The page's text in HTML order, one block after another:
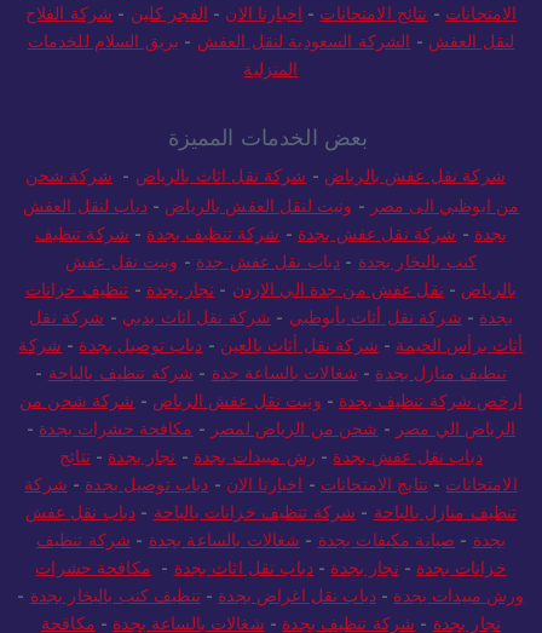
الامتحانات - نتائج الامتحانات - اخبارنا الان - الفجر كلين - شركة الفلاح
لنقل العفش - الشركة السعودية لنقل العفش - بريق السلام للخدمات
المنزلية
بعض الخدمات المميزة
شركة نقل عفش بالرياض - شركة نقل اثاث بالرياض - شركة شحن
من ابوظبي الى مصر - ونيت لنقل العفش بالرياض -دباب لنقل العفش
بجدة - شركة نقل عفش بجدة - شركة تنظيف بجدة - شركة تنظيف
كنب بالبخار بجدة - دباب نقل عفش جدة - ونيت نقل عفش
بالرياض - نقل عفش من جدة الي الاردن - نجار بجدة - تنظيف خزانات
بجدة - شركة نقل أثاث بأبوظبي - شركة نقل اثاث بدبي - شركة نقل
أثاث برأس الخيمة - شركة نقل أثاث بالعين - دباب توصيل بجدة - شركة
تنظيف منازل بجدة - شغالات بالساعة جدة - شركة تنظيف بالباحة -
ارخص شركة تنظيف بجدة - ونيت نقل عفش الرياض - شركة شحن من
الرياض الي مصر - شحن من الرياض لمصر - مكافحة حشرات بجدة -
دباب نقل عفش بجدة - رش مبيدات بجدة - نجار بجدة - نتائج
الامتحانات - نتايج الامتحانات - اخبارنا الان - دباب توصيل بجدة - شركة
تنظيف منازل بالباحة - شركة تنظيف خزانات بالباحة - دباب نقل عفش
بجدة - صيانة مكيفات بجدة - شغالات بالساعة بجدة - شركة تنظيف
خزانات بجدة - نجار بجدة - دباب نقل اثاث بجدة - مكافحة حشرات
ورش مبيدات بجدة -دباب نقل اغراض بجدة -تنظيف كنب بالبخار بجدة -
نجار بجدة - شركة تنظيف بجدة - شغالات بالساعة بجدة - مكافحة